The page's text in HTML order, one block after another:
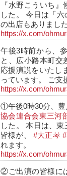
『水野こういち
した。 今日は「
の出店もありまし
https://x.com/
午後3時前から、
と、広小路本町交
応援演説をいたし
っています。 ご支
https://x.com/
①午後0時30分、
協会連合会東三河
した。 本日は、
皆様が、#大正琴
れます。
https://x.com/
②ご出演の皆様に